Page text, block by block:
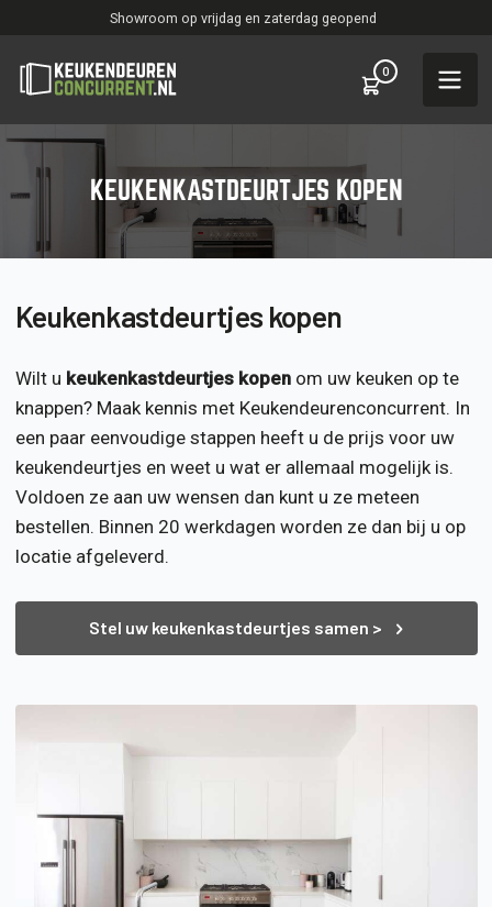
Showroom op vrijdag en zaterdag geopend
0
KEUKENKASTDEURTJES KOPEN
Keukenkastdeurtjes kopen
Wilt u keukenkastdeurtjes kopenom uw keuken op te
knappen? Maak kennis met Keukendeurenconcurrent. In
een paar eenvoudige stappen heeft u de prijs voor uw
keukendeurtjes en weet u wat er allemaal mogelijk is.
Voldoen ze aan uw wensen dan kunt u ze meteen
bestellen. Binnen 20 werkdagen worden ze dan bij u op
locatie afgeleverd.
Stel uw keukenkastdeurtjes samen >